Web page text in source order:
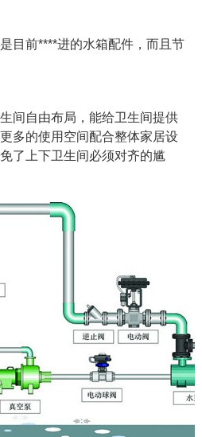
目前****进的水箱配件，而且节
间自由布局，能给卫生间提供
多的使用空间配合整体家居设
了上下卫生间必须对齐的尴